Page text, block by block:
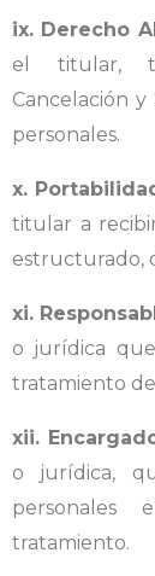
ix. Derecho
el titular,
Cancelación
personales.
x.
titular a
estructurado,
xi.
o jurídica
tratamiento
xii.
o jurídica,
personales
tratamiento.